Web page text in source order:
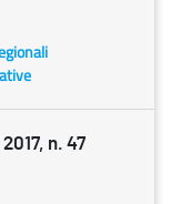
n. 47